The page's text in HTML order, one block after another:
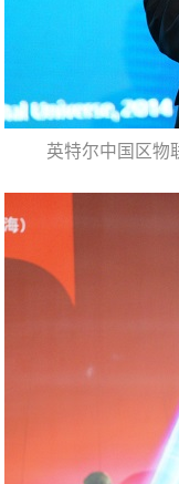
英特尔中国区物